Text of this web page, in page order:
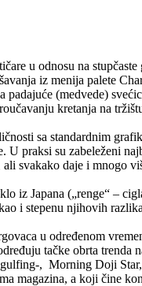
u odnosu na
iz menija palete
padajuće (medvede)
kretanja na
sa standardnim
U praksi su zabeleženi
ali svakako daje i mnogo
iz Japana („renge“ –
i stepenu njihovih
u određenom
tačke obrta
, Morning Doji
magazina, a koji čine